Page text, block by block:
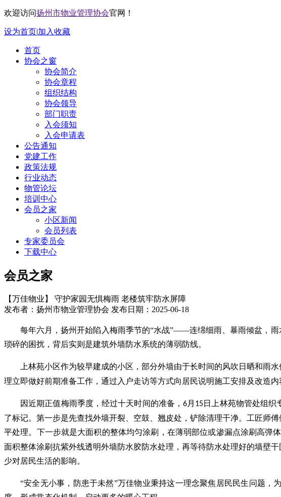
欢迎访问扬州市物业管理协会官网！
设为首页|加入收藏
首页
协会之窗
协会简介
协会章程
组织结构
协会领导
部门职责
入会须知
入会申请表
公告通知
党建工作
政策法规
行业动态
物管论坛
培训中心
会员之家
小区新闻
会员列表
专家委员会
下载中心
会员之家
【万佳物业】 守护家园无惧梅雨 老楼筑牢防水屏障
发布者：扬州市物业管理协会 发布日期：2025-06-18
每年六月，扬州开始陷入梅雨季节的“水战”——连绵细雨、暴雨倾盆，雨
琐碎的困扰，背后实则是建筑外墙防水系统的薄弱防线。
上林苑小区作为较早建成的小区，部分外墙由于长时间的风吹日晒和雨
理立即做好前期准备工作，通过入户走访等方式向居民说明施工安排及改造内
因近期正值梅雨季度，经过十天时间的准备， 6月 15日上林苑物管处组织
了标记。第一步是先查找外墙开裂、空鼓、翘皮处，铲除清理干净。工匠师
平处理。下一步就是大面积的整体均匀涂刷，在薄弱部位或渗漏点涂刷高弹
面积整体涂刷抗紫外线透明外墙防水胶防水处理，再等待防水处理好的墙壁
少对居民生活的影响。
“安全无小事，防患于未然”万佳物业秉持这一理念聚焦居民民生问题，